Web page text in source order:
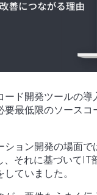
ード開発ツールの導
要最低限のソースコ
ション開発の場面で
、それに基づいてIT
ていました。